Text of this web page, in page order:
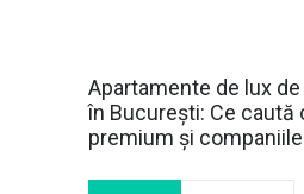
Apartamente de lux
în București: Ce caută
premium și